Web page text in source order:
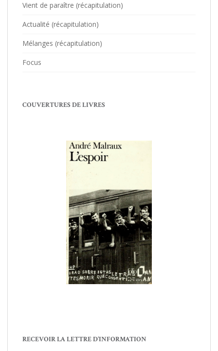
Vient de paraître (récapitulation)
Actualité (récapitulation)
Mélanges (récapitulation)
Focus
COUVERTURES DE LIVRES
RECEVOIR LA LETTRE D’INFORMATION